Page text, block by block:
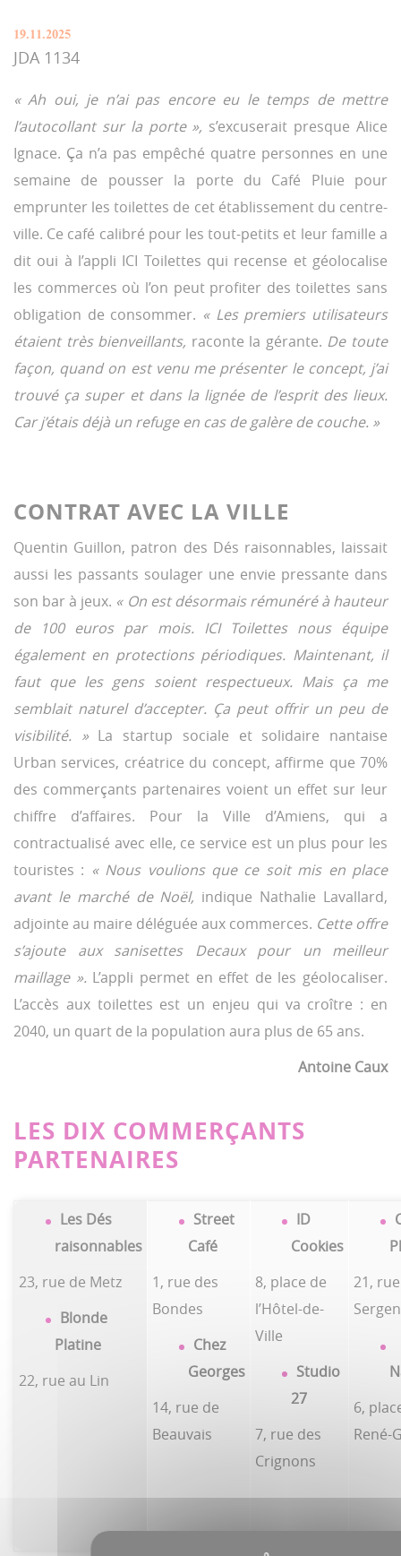
19.11.2025
JDA 1134
« Ah oui, je n’ai pas encore eu le temps de mettre
l’autocollant sur la porte », s’excuserait presque Alice
Ignace. Ça n’a pas empêché quatre personnes en une
semaine de pousser la porte du Café Pluie pour
emprunter les toilettes de cet établissement du centre-
ville. Ce café calibré pour les tout-petits et leur famille a
dit oui à l’appli ICI Toilettes qui recense et géolocalise
les commerces où l’on peut profiter des toilettes sans
obligation de consommer. « Les premiers utilisateurs
étaient très bienveillants, raconte la gérante. De toute
façon, quand on est venu me présenter le concept, j’ai
trouvé ça super et dans la lignée de l’esprit des lieux.
Car j’étais déjà un refuge en cas de galère de couche. »
CONTRAT AVEC LA VILLE
Quentin Guillon, patron des Dés raisonnables, laissait
aussi les passants soulager une envie pressante dans
son bar à jeux. « On est désormais rémunéré à hauteur
de 100 euros par mois. ICI Toilettes nous équipe
également en protections périodiques. Maintenant, il
faut que les gens soient respectueux. Mais ça me
semblait naturel d’accepter. Ça peut offrir un peu de
visibilité. » La startup sociale et solidaire nantaise
Urban services, créatrice du concept, affirme que 70%
des commerçants partenaires voient un effet sur leur
chiffre d’affaires. Pour la Ville d’Amiens, qui a
contractualisé avec elle, ce service est un plus pour les
touristes : « Nous voulions que ce soit mis en place
avant le marché de Noël, indique Nathalie Lavallard,
adjointe au maire déléguée aux commerces. Cette offre
s’ajoute aux sanisettes Decaux pour un meilleur
maillage ». L’appli permet en effet de les géolocaliser.
L’accès aux toilettes est un enjeu qui va croître : en
2040, un quart de la population aura plus de 65 ans.
Antoine Caux
LES DIX COMMERÇANTS
PARTENAIRES
Les Dés
raisonnables
23, rue de Metz
Blonde
Platine
22, rue au Lin
Street
Café
1, rue des
Bondes
Chez
Georges
14, rue de
Beauvais
ID
Cookies
8, place de
l’Hôtel-de-
Ville
Studio
27
7, rue des
Crignons
21,
6,
René-